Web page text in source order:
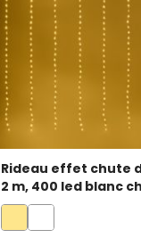
Rideau effet chute
2 m, 400 led blanc
transparent